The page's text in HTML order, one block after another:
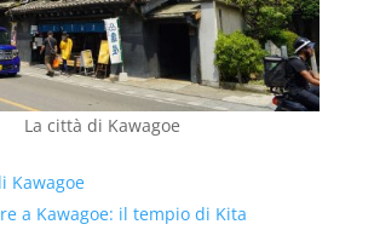
La città di Kawagoe
Kawagoe
a Kawagoe: il tempio di Kita